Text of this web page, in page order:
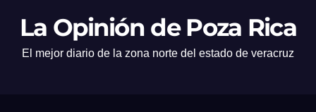
La Opinión de Poza Rica
El mejor diario de la zona norte del estado de veracruz